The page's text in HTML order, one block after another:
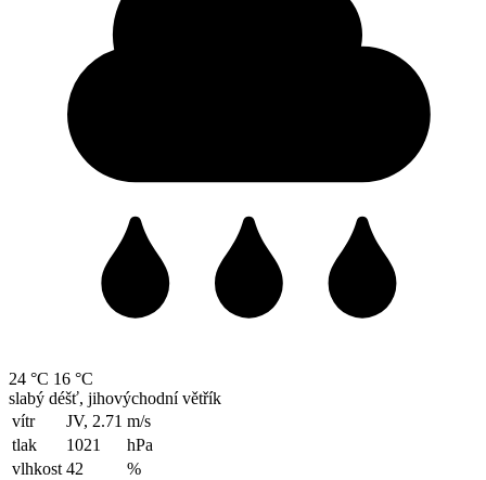
24 °C 16 °C
slabý déšť, jihovýchodní větřík
vítr
JV, 2.71 m/s
tlak
1021
hPa
vlhkost 42
%